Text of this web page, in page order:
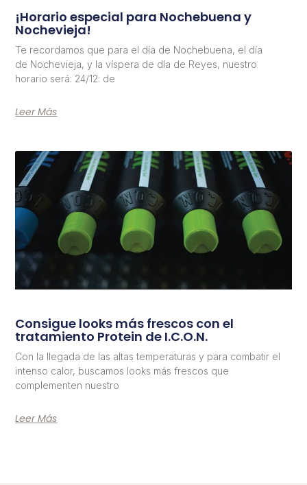
¡Horario especial para Nochebuena y
Nochevieja!
Te recordamos que para el día de Nochebuena, el día
de Nochevieja, y la víspera de día de Reyes, nuestro
horario será: 24/12: de
Leer Más
Consigue looks más frescos con el
tratamiento Protein de I.C.O.N.
Con la llegada de las altas temperaturas y para combatir el
intenso calor, buscamos looks más frescos que
complementen nuestro
Leer Más